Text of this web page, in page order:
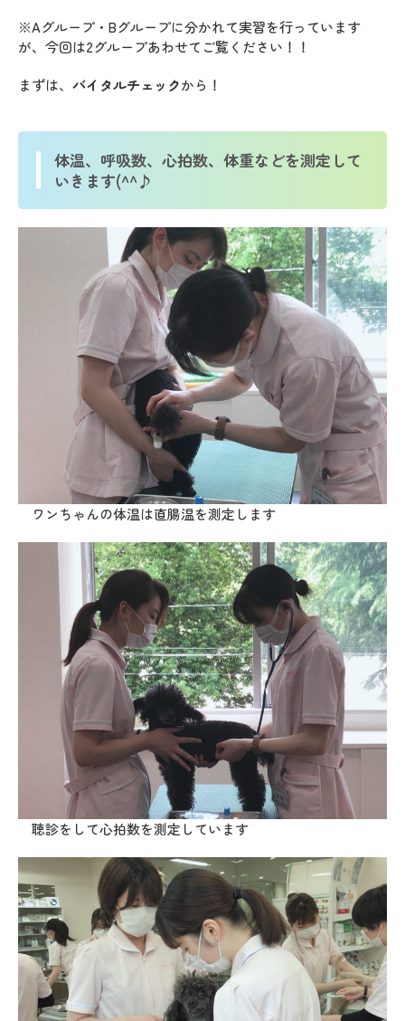
※Aグループ・Bグループに分かれて実習を行っています
が、今回は2グループあわせてご覧ください！！
まずは、 バイタルチェックから！
体温、呼吸数、心拍数、体重などを測定して
いきます(^^♪
ワンちゃんの体温は直腸温を測定します
聴診をして心拍数を測定しています